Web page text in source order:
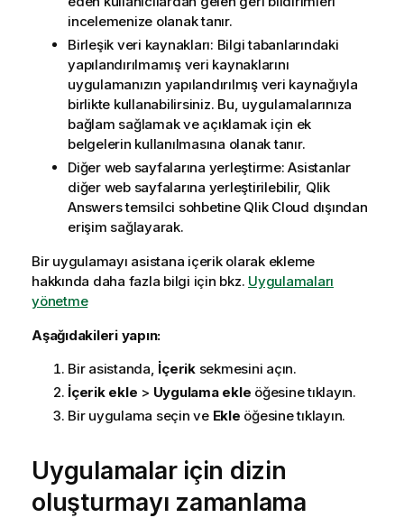
incelemenize olanak tanır.
Birleşik veri kaynakları: Bilgi tabanlarındaki
yapılandırılmamış veri kaynaklarını
uygulamanızın yapılandırılmış veri kaynağıyla
birlikte kullanabilirsiniz. Bu, uygulamalarınıza
bağlam sağlamak ve açıklamak için ek
belgelerin kullanılmasına olanak tanır.
Diğer web sayfalarına yerleştirme: Asistanlar
diğer web sayfalarına yerleştirilebilir, Qlik
Answerstemsilci sohbetine Qlik Cloud dışından
erişim sağlayarak.
Bir uygulamayı asistana içerik olarak ekleme
hakkında daha fazla bilgi için bkz. Uygulamaları
yönetme
Aşağıdakileri yapın:
Bir asistanda, İçeriksekmesini açın.
İçerik ekle > Uygulama ekle öğesine tıklayın.
Bir uygulama seçin ve Ekle öğesine tıklayın.
Uygulamalar için dizin
oluşturmayı zamanlama